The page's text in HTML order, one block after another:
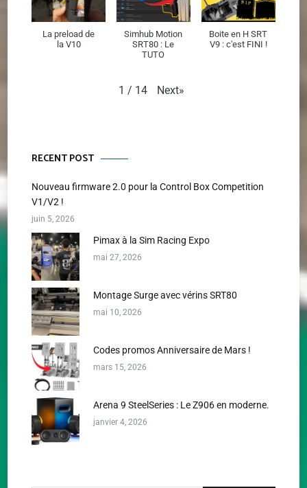
La preload de
la V10
Simhub Motion
SRT80 : Le
TUTO
Boite en H SRT
V9 : c'est FINI !
1 / 14 Next»
RECENT POST
Nouveau firmware 2.0 pour la Control Box Competition
V1/V2 !
juin 5, 2026
Pimax à la Sim Racing Expo
mai 27, 2026
Montage Surge avec vérins SRT80
mai 10, 2026
Codes promos Anniversaire de Mars !
mars 15, 2026
Arena 9 SteelSeries : Le Z906 en moderne.
janvier 4, 2026